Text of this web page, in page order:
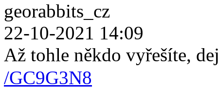
georabbits_cz
22-10-2021 14:09
Až tohle někdo vyřešíte,
/GC9G3N8